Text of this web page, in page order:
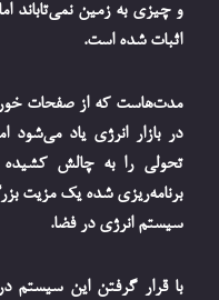
و چیزی به زمین نمی‌تاباند
اثبات شده است.
مدت‌هاست که از صفحات
در بازار انرژی یاد
تحولی را به چالش
برنامه‌ریزی شده یک مزیت
سیستم انرژی در فضا.
با قرار گرفتن این سیستم